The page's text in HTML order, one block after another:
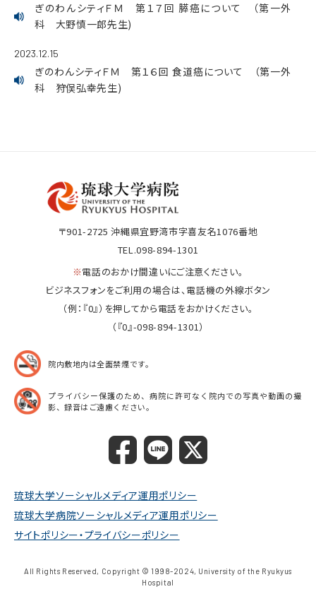
ぎのわんシティＦＭ 第１７回 膵癌について （第一外
科 大野慎一郎先生)
2023.12.15
ぎのわんシティＦＭ 第１６回 食道癌について （第一外
科 狩俣弘幸先生)
〒901-2725 沖縄県宜野湾市字喜友名1076番地
TEL.098-894-1301
※電話のおかけ間違いにご注意ください。
ビジネスフォンをご利用の場合は、電話機の外線ボタン
（例：『0』）を押してから電話をおかけください。
（『0』-098-894-1301）
院内敷地内は全面禁煙です。
プライバシー保護のため、病院に許可なく院内での写真や動画の撮
影、録音はご遠慮ください。
琉球大学ソーシャルメディア運用ポリシー
琉球大学病院ソーシャルメディア運用ポリシー
サイトポリシー・プライバシーポリシー
All Rights Reserved, Copyright © 1998-2024, University of the Ryukyus
Hospital